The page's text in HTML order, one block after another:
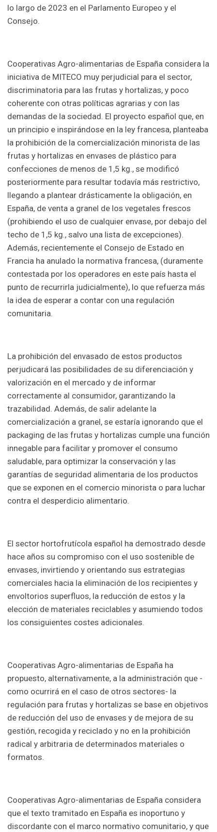
lo largo de 2023 en el Parlamento Europeo y el
Consejo.
Cooperativas Agro-alimentarias de España considera la
iniciativa de MITECO muy perjudicial para el sector,
discriminatoria para las frutas y hortalizas, y poco
coherente con otras políticas agrarias y con las
demandas de la sociedad. El proyecto español que, en
un principio e inspirándose en la ley francesa, planteaba
la prohibición de la comercialización minorista de las
frutas y hortalizas en envases de plástico para
confecciones de menos de 1,5 kg., se modificó
posteriormente para resultar todavía más restrictivo,
llegando a plantear drásticamente la obligación, en
España, de venta a granel de los vegetales frescos
(prohibiendo el uso de cualquier envase, por debajo del
techo de 1,5 kg., salvo una lista de excepciones).
Además, recientemente el Consejo de Estado en
Francia ha anulado la normativa francesa, (duramente
contestada por los operadores en este país hasta el
punto de recurrirla judicialmente), lo que refuerza más
la idea de esperar a contar con una regulación
comunitaria.
La prohibición del envasado de estos productos
perjudicará las posibilidades de su diferenciación y
valorización en el mercado y de informar
correctamente al consumidor, garantizando la
trazabilidad. Además, de salir adelante la
comercialización a granel, se estaría ignorando que el
packaging de las frutas y hortalizas cumple una función
innegable para facilitar y promover el consumo
saludable, para optimizar la conservación y las
garantías de seguridad alimentaria de los productos
que se exponen en el comercio minorista o para luchar
contra el desperdicio alimentario.
El sector hortofrutícola español ha demostrado desde
hace años su compromiso con el uso sostenible de
envases, invirtiendo y orientando sus estrategias
comerciales hacia la eliminación de los recipientes y
envoltorios superfluos, la reducción de estos y la
elección de materiales reciclables y asumiendo todos
los consiguientes costes adicionales.
Cooperativas Agro-alimentarias de España ha
propuesto, alternativamente, a la administración que -
como ocurrirá en el caso de otros sectores- la
regulación para frutas y hortalizas se base en objetivos
de reducción del uso de envases y de mejora de su
gestión, recogida y reciclado y no en la prohibición
radical y arbitraria de determinados materiales o
formatos.
Cooperativas Agro-alimentarias de España considera
que el texto tramitado en España es inoportuno y
discordante con el marco normativo comunitario, y que